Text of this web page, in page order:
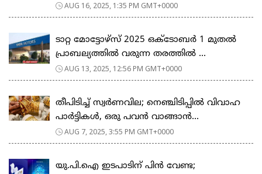
AUG 16, 2025, 1:35 PM GMT+0000
ടാറ്റ മോട്ടോഴ്‌സ് 2025 ഒക്ടോബർ 1 മുതൽ
പ്രാബല്യത്തിൽ വരുന്ന തരത്തിൽ ...
AUG 13, 2025, 12:56 PM GMT+0000
തീപിടിച്ച് സ്വർണവില; നെഞ്ചിടിപ്പിൽ വിവാഹ
പാർട്ടികൾ, ഒരു പവൻ വാങ്ങാൻ...
AUG 7, 2025, 3:55 PM GMT+0000
യു.പി.ഐ ഇടപാടിന് പിൻ വേണ്ട;